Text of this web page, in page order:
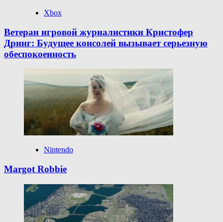
Xbox
Ветеран игровой журналистики Кристофер
Дринг: Будущее консолей вызывает серьезную
обеспокоенность
Nintendo
Margot Robbie